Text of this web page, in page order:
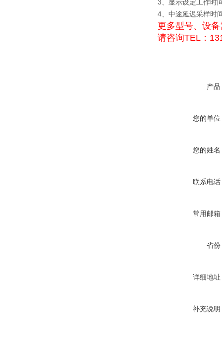
3、显示设定工作时
4、中途延迟采样时
更多型号、设
请咨询TEL：
产品
您的单位
您的姓名
联系电话
常用邮箱
省份
详细地址
补充说明